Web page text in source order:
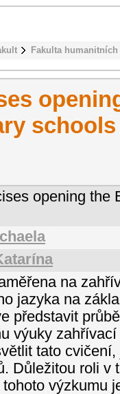
Fakulta
schools
opening the
na
jazyka na
představit
výuky
tato
Důležitou roli v
výzkumu